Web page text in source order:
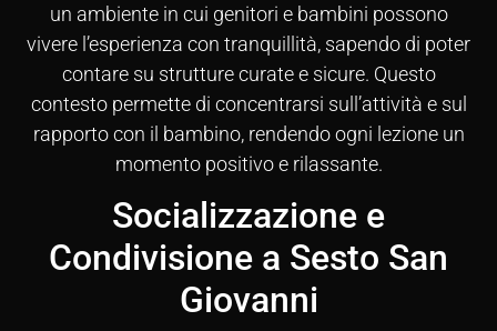
un ambiente in cui genitori e bambini possono
vivere l’esperienza con tranquillità, sapendo di poter
contare su strutture curate e sicure. Questo
contesto permette di concentrarsi sull’attività e sul
rapporto con il bambino, rendendo ogni lezione un
momento positivo e rilassante.
Socializzazione e
Condivisione a Sesto San
Giovanni